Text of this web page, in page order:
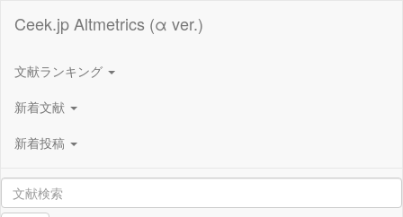
Ceek.jp Altmetrics (α ver.)
文献ランキング
新着文献
新着投稿